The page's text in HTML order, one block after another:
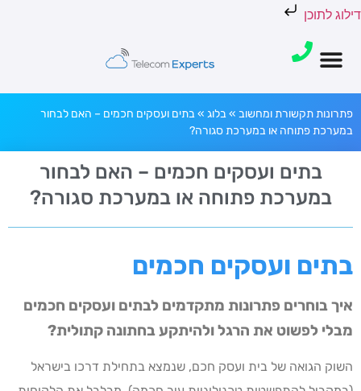
דילוג לתוכן
פתרונות תקשורת ומחשוב »בלוג »בתים ועסקים חכמים – האם לבחור
במערכת פתוחה או במערכת סגורה?
בתים ועסקים חכמים – האם לבחור
במערכת פתוחה או במערכת סגורה?
בתים ועסקים חכמים
איך בוחרים פתרונות מתקדמים לבתים ועסקים חכמים
מבלי לפשוט את הרגל ולהיתקע בחתונה קתולית?
השוק הגואה של בית ועסק חכם, שנמצא בתחילת דרכו בישראל